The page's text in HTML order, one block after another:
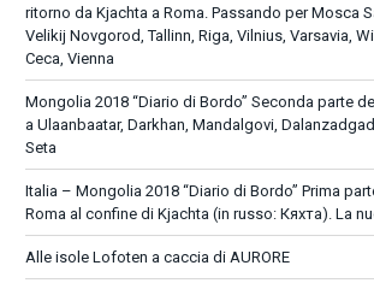
ritorno da Kjachta a Roma. Passando per Mosca
Velikij Novgorod, Tallinn, Riga, Vilnius, Varsavia,
Ceca, Vienna
Mongolia 2018 “Diario di Bordo” Seconda parte
a Ulaanbaatar, Darkhan, Mandalgovi,
Seta
Italia – Mongolia 2018 “Diario di Bordo” Prima
Roma al confine di Kjachta (in russo: Кяхта). La
Alle isole Lofoten a caccia di AURORE